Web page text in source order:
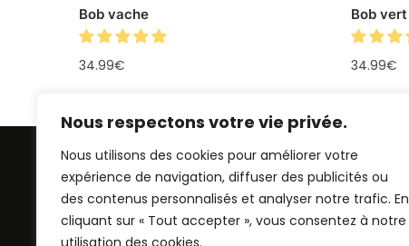
Nous respectons votre vie privée.
Nous utilisons des cookies pour améliorer votre
expérience de navigation, diffuser des publicités ou
des contenus personnalisés et analyser notre trafic. En
cliquant sur « Tout accepter », vous consentez à notre
utilisation des cookies.
Bob vache
34.99€
Bob vert
34.99€